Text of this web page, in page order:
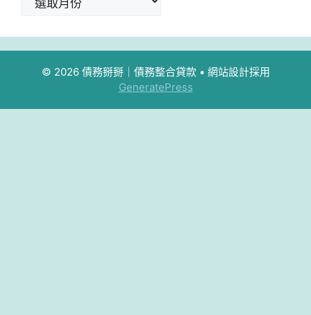
© 2026 債務掰掰｜債務整合貸款• 網站設計採用
GeneratePress